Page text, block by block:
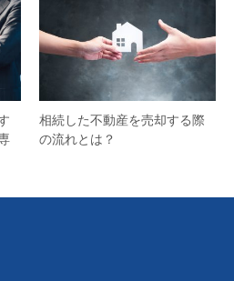
相続した不動産を売却する際
の流れとは？